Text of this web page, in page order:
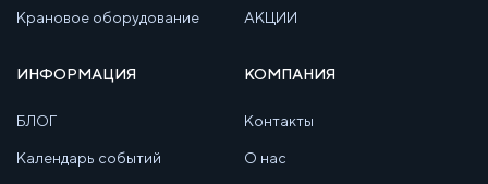
Крановое оборудование АКЦИИ
ИНФОРМАЦИЯ
БЛОГ
Календарь событий
КОМПАНИЯ
Контакты
О нас